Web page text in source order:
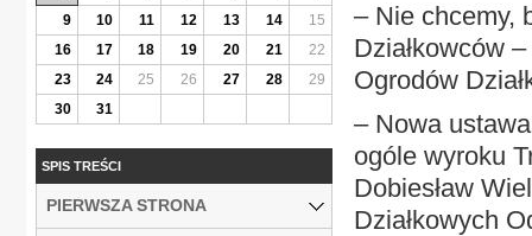
– Nie chcemy,
Działkowców
Ogrodów
– Nowa
ogóle wyroku
Dobiesław
Działkowych
9
10 11 12 13 14
15
16
17 18 19 20 21
22
23
24 25 26 27 28
29
30
31
SPIS TREŚCI
PIERWSZA STRONA